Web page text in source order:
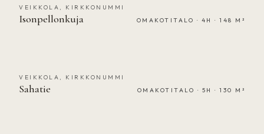
VEIKKOLA, KIRKKONUMMI
Isonpellonkuja OMAKOTITALO · 4H · 148 M²
VEIKKOLA, KIRKKONUMMI
Sahatie OMAKOTITALO · 5H · 130 M²